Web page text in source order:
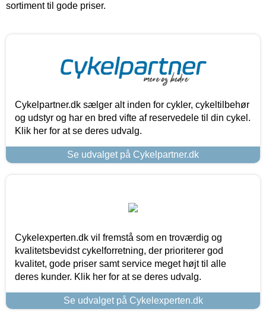
sortiment til gode priser.
Cykelpartner.dk sælger alt inden for cykler, cykeltilbehør
og udstyr og har en bred vifte af reservedele til din cykel.
Klik her for at se deres udvalg.
Se udvalget på Cykelpartner.dk
Cykelexperten.dk vil fremstå som en troværdig og
kvalitetsbevidst cykelforretning, der prioriterer god
kvalitet, gode priser samt service meget højt til alle
deres kunder. Klik her for at se deres udvalg.
Se udvalget på Cykelexperten.dk